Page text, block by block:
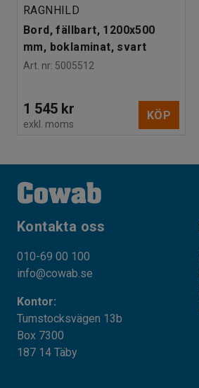
RAGNHILD
Bord, fällbart, 1200x500
mm, boklaminat, svart
Art. nr: 5005512
1 545 kr
exkl. moms
KÖP
Kontakta oss
010-69 00 100
info@cowab.se
Kontor:
Tumstocksvägen 13b
Box 7300
187 14 Täby